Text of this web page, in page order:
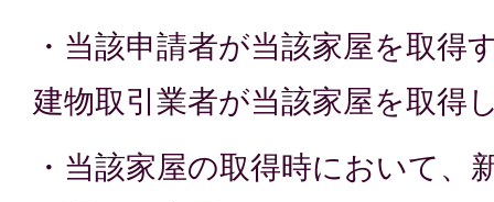
・当該申請者が当該家屋を取得
建物取引業者が当該家屋を取得
・当該家屋の取得時において、